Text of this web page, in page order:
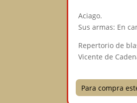
Aciago.
Sus armas: En
Repertorio de
Vicente de
Para compra